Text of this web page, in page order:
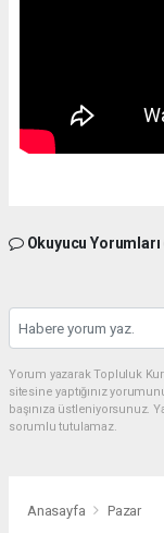
Okuyucu Yorumları
Yorum yazarak Topluluk
sitesine yaptığınız
başınıza üstleniyorsunuz.
sorumlu tutulamaz.
Anasayfa Pazar